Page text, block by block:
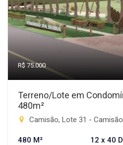
R$ 75.000
Terreno/Lote em
480m²
Camisão, Lote 31 -
480 M² 12 x 40